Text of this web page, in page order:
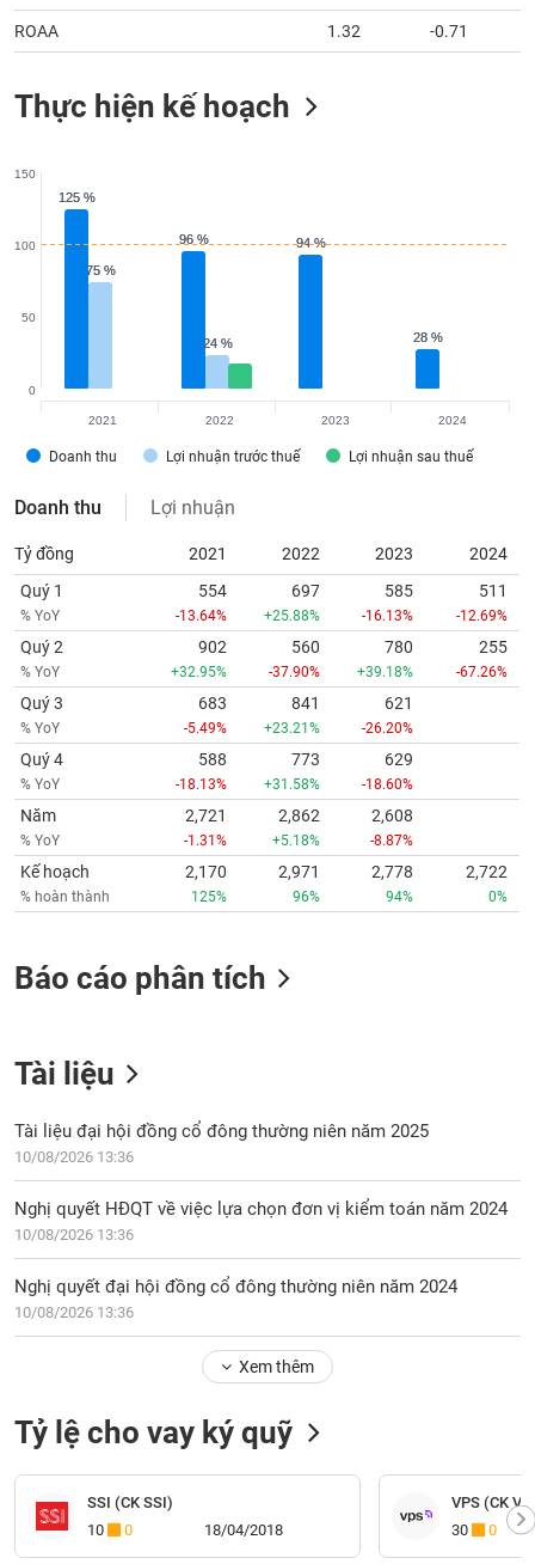
ROAA 1.32 -0.71
Thực hiện kế hoạch
125 %
125 %
96 %
96 % 94 %
94 %
28 %
28 %
75 %
75 %
24 %
24 %
Doanh thu Lợi nhuận trước thuế Lợi nhuận sau thuế
0
50
100
150
2021 2022 2023 2024
Doanh thu Lợi nhuận
Tỷ đồng 2021 2022 2023
2024
Quý 1
% YoY
554
-13.64%
697
+25.88%
585
-16.13%
511
-12.69%
Quý 2
% YoY
902
+32.95%
560
-37.90%
780
+39.18%
255
-67.26%
Quý 3
% YoY
683
-5.49%
841
+23.21%
621
-26.20%
Quý 4
% YoY
588
-18.13%
773
+31.58%
629
-18.60%
Năm
% YoY
2,721
-1.31%
2,862
+5.18%
2,608
-8.87%
Kế hoạch
% hoàn thành
2,170
125%
2,971
96%
2,778
94%
2,722
0%
Báo cáo phân tích
Tài liệu
Tài liệu đại hội đồng cổ đông thường niên năm 2025
10/08/2026 13:36
Nghị quyết HĐQT về việc lựa chọn đơn vị kiểm toán năm 2024
10/08/2026 13:36
Nghị quyết đại hội đồng cổ đông thường niên năm 2024
10/08/2026 13:36
Xem thêm
Tỷ lệ cho vay ký quỹ
SSI (CK SSI)
10
0 18/04/2018
VPS (CK
30
0